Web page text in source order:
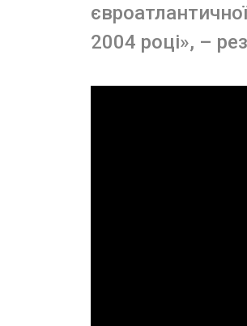
2004 році», –